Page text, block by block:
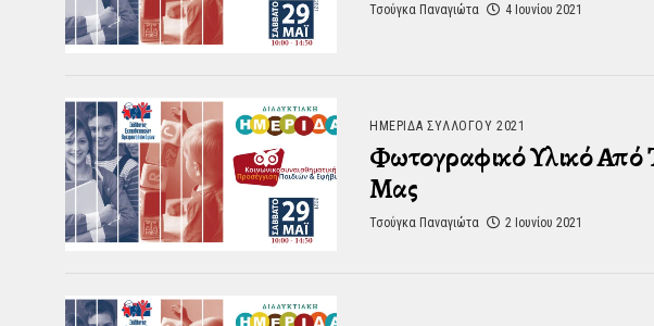
Τσούγκα Παναγιώτα 4 Ιουνίου 2021
ΗΜΕΡΊΔΑ ΣΥΛΛΌΓΟΥ 2021
Φωτογραφικό Υλικό Από
Μας
Τσούγκα Παναγιώτα 2 Ιουνίου 2021